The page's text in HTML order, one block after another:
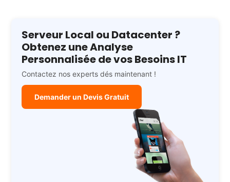
Serveur Local ou Datacenter ?
Obtenez une Analyse
Personnalisée de vos Besoins IT
Contactez nos experts dés maintenant !
Demander un Devis Gratuit